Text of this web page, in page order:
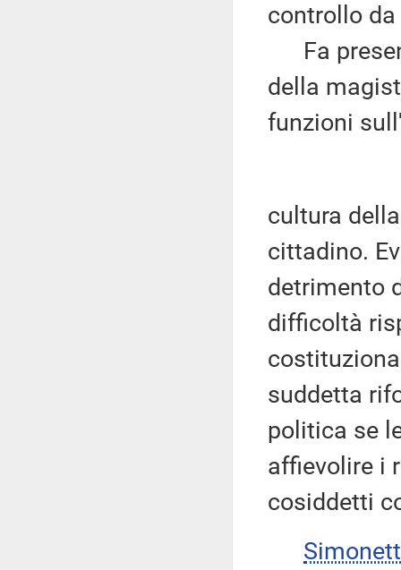
controllo da
Fa
della
funzioni
cultura
cittadino.
detrimento
difficoltà
suddetta
politica se
affievolire i
cosiddetti